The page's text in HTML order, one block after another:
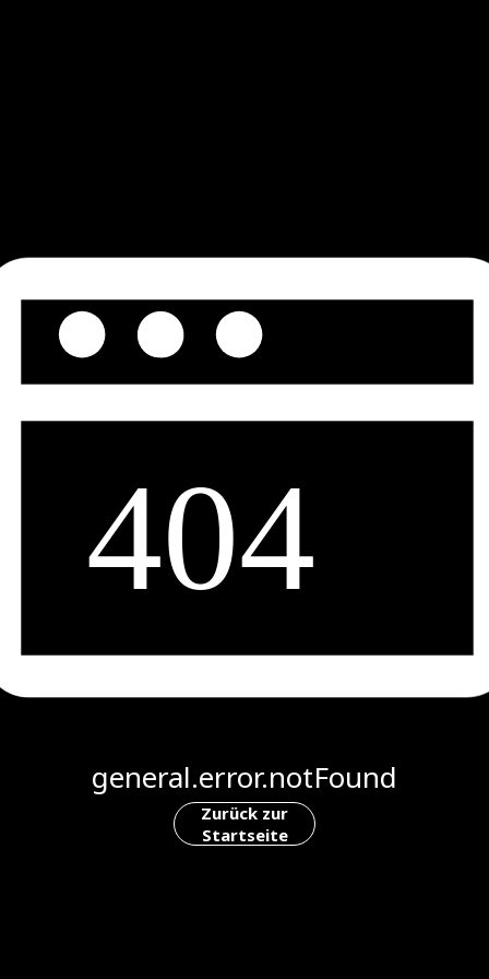
general.error.notFound
Zurück zur
Startseite